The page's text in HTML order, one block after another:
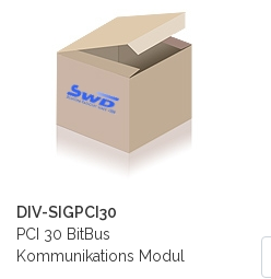
DIV-SIGPCI30
PCI 30 BitBus
Kommunikations Modul